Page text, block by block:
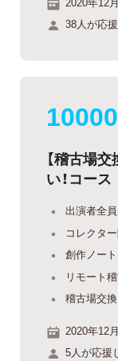
38人が応
10000
【稽古場
い！コース
出演者全
コレクタ
創作ノート
リモート
稽古場交換
2020年12
5人が応援